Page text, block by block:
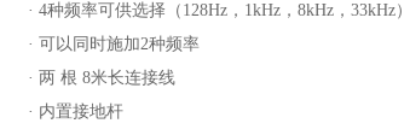
· 4种频率可供选择（128Hz，1kHz，8kHz，33kHz）
· 可以同时施加2种频率
· 两 根 8米长连接线
· 内置接地杆